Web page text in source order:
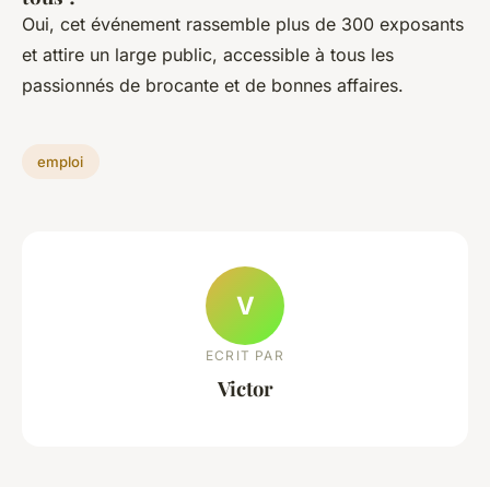
Oui, cet événement rassemble plus de 300 exposants
et attire un large public, accessible à tous les
passionnés de brocante et de bonnes affaires.
emploi
V
ECRIT PAR
Victor